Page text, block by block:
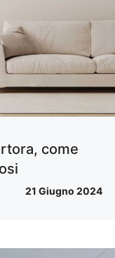
come
21 Giugno 2024